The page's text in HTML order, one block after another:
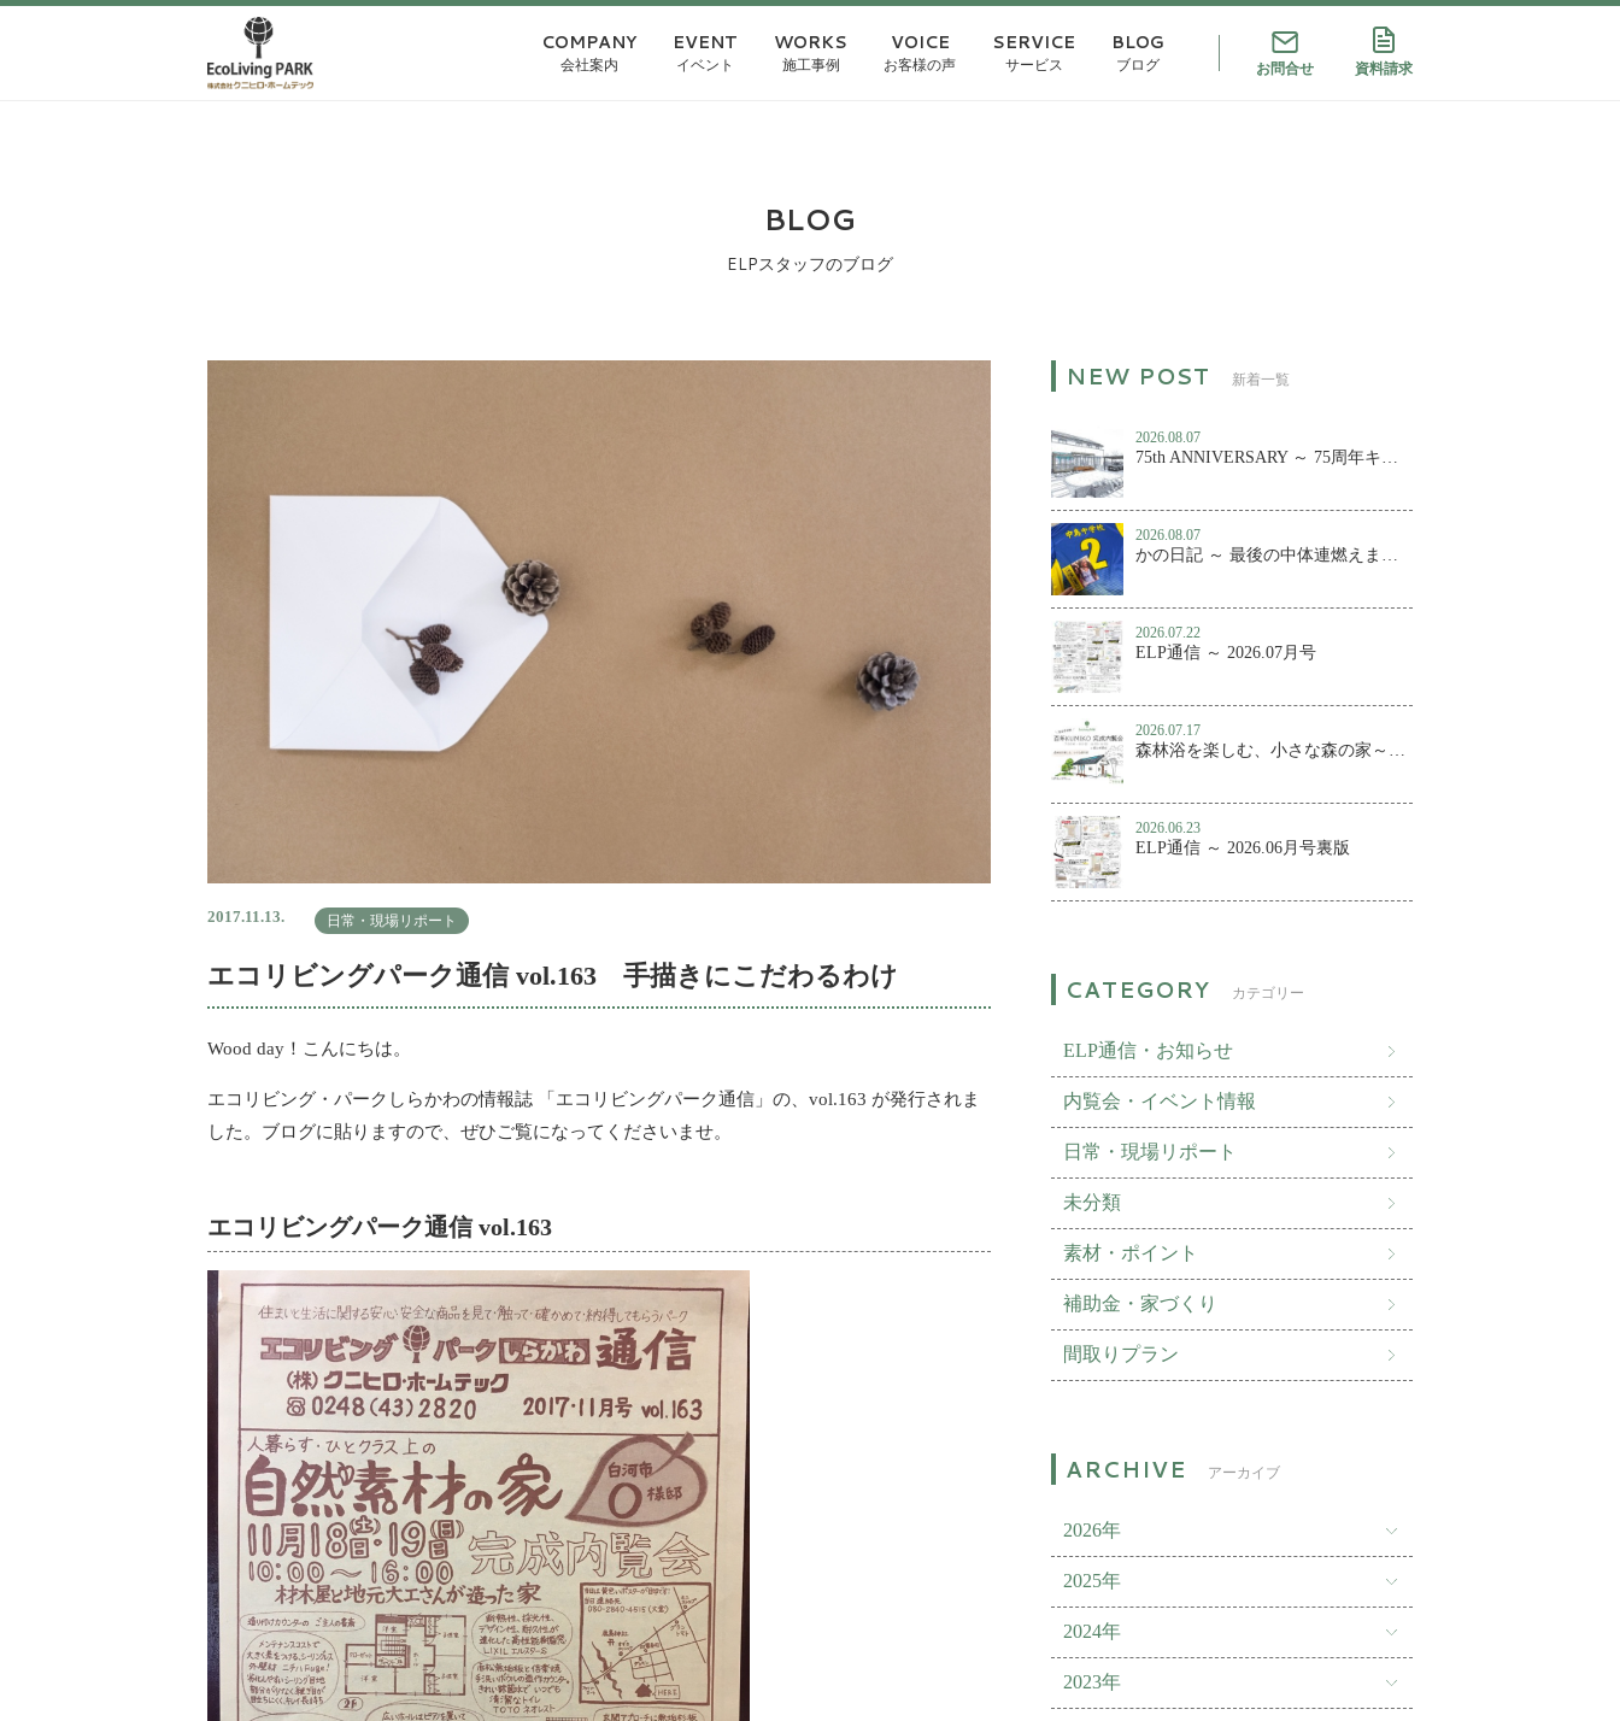
COMPANY
会社案内
EVENT
イベント
WORKS
施工事例
VOICE
お客様の声
SERVICE
サービス
BLOG
ブログ お問合せ 資料請求
BLOG
ELPスタッフのブログ
2017.11.13. 日常・現場リポート
エコリビングパーク通信 vol.163 手描きにこだわるわけ
Wood day！こんにちは。
エコリビング・パークしらかわの情報誌 「エコリビングパーク通信」の、vol.163 が発行されま
した。ブログに貼りますので、ぜひご覧になってくださいませ。
エコリビングパーク通信 vol.163
新着一覧
2026.08.07
75th ANNIVERSARY ～ 75周年キャンペーン第２弾！
2026.08.07
かの日記 ～ 最後の中体連燃えました
2026.07.22
ELP通信 ～ 2026.07月号
2026.07.17
森林浴を楽しむ、小さな森の家～百年KUMIKO 完成内覧会
2026.06.23
ELP通信 ～ 2026.06月号裏版
カテゴリー
ELP通信・お知らせ
内覧会・イベント情報
日常・現場リポート
未分類
素材・ポイント
補助金・家づくり
間取りプラン
アーカイブ
2026年
2025年
2024年
2023年